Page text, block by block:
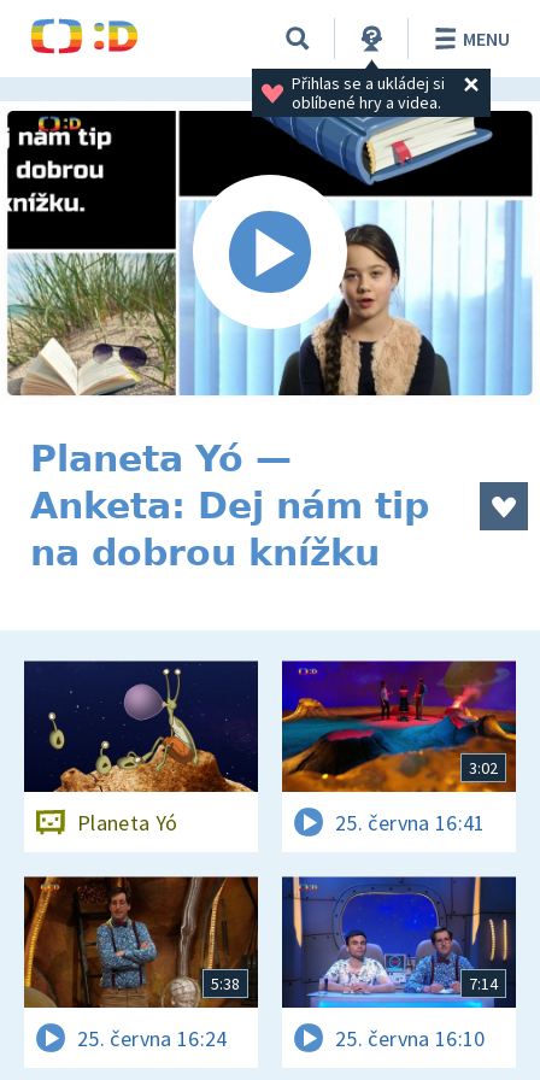
Přihlas se a ukládej si
oblíbené hry a videa.
MENU
Planeta Yó —
Anketa: Dej nám tip
na dobrou knížku
Planeta Yó
3:02
25. června 16:41
5:38
25. června 16:24
7:14
25. června 16:10